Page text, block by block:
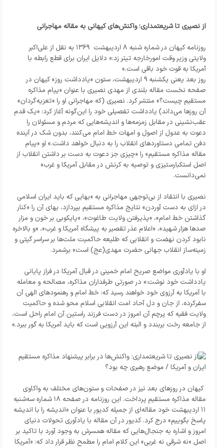
از نصیری تا شریعتمداری؛ واکنش‌های کیهانی به مقاله مهاجرانی
روزنامه کیهان در شماره شنبه ۸ اردیبهشت ۱۳۶۹ به نقل از علی‌اکبر
ولایتی وزیر وقت امورخارجه تیتر زد:« دلایل ایران برای قطع رابطه با
آمریکا به قوت خود باقی است.»
روز بعد یعنی یکشنبه ۹ اردیبهشت، ستون «یادداشت روز» کیهان در
صفحه نخست مقاله بلندی از مهدی نصیری با عنوان «پیام مذاکره
مستقیم چیست؟» منتشر کرد. نصیری (که مهاجرانی او را «تعزیه‌گردان»
آن روزها می‌داند) یادداشت تفصیلی خود را این‌گونه آغاز کرد: «یک قدم
عقب‌نشینی در مقابل زمزمه‌ها و اندیشه‌هایی که مردم و مسئولان را
دعوت به عدول از اصول و امهات خط امام می‌کنند، بدون شک در آینده
دفن تمامی دستاوردهای انقلاب را به دنبال خواهد داشت.» او «پیام
مقاله مذاکره مستقیم» را «چیزی جز دعوت به دست بر داشتن انقلاب از
اصل استکبارستیزی و توصیه به کرنش در مقابل آمریکا و غرب»
نمی‌دانست.
نصیری با انتقاد از بی‌توجهی مهاجرانی به «بهایی که باید ایران اسلامی
در ازای به دست آوردن» نتایج مذاکره مستقیم بپردازد، بهای آن را «کنار
گذاشتن خط امام»، «پذیرفتن ولایت طاغوت»، «پایکوبی بر خون و مزار
صدها هزار شهید»، «اعلام عذر تقصیر به پیشگاه آمریکا و غرب»، «و بالاخره
نابود کردن نهضت و انقلابی که طلیعه حاکمیت ملت‌ها بر سراسر گیتی و
زمینه‌ساز انقلاب جهانی حضرت مهدی(عج) است» برشمرد.
او با یادآوری مواضع صریح امام خمینی در قبال آمریکا در فراز پایانی
یادداشت خود نوشت:« در صورتی طرفداران مذاکره، مصالحه و معامله
با آمریکا به آرزوی خود خواهند رسید که: خط امام و رهنمودهای الهی آن
سفرکرده، از جان و دل آحاد امت انقلابی اسلام محو شده و حاکمیت
ولایت فقیه که پرچم آن امروز در دست فرزند راستین آن امام راحل است،
از جامعه رخت بربندد و البته این آرزویی است که باید آمریکا به گور ببرد.»
کیهان در روزهای بعد نیز در صفحات و ستون‌های مختلف به واکاوی
مقاله مذاکره مستقیم پرداخت. این روزنامه در صفحه ۱۸ شماره سه‌شنبه
۱۱ اردیبهشت خود مقاله‌ای از جمیله کدیور با عنوان «اندیشه را با اندیشه
پاسخ بگوییم» درج کرد. کدیور در آن مقاله با یادآوری تحولات دنیای
امروز و اشاره به جنجال‌هایی که مقاله همسرش به وجود آورد با تاکید بر
اصل «نه شرقی نه غربی» این کلام امام را مطمح نظر قرار داد که: «آمریکا